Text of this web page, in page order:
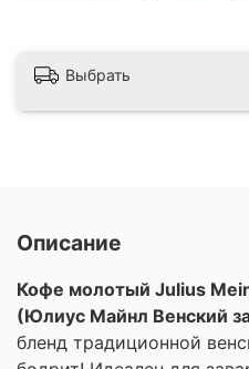
Выбрать
Описание
Кофе молотый Julius
(Юлиус Майнл Венский
бленд традиционной